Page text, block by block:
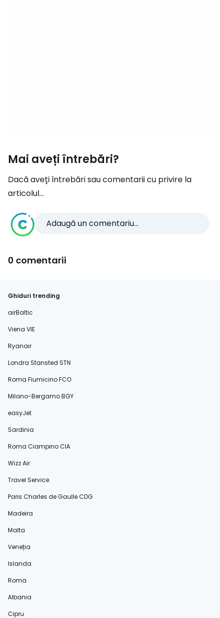
Mai aveți întrebări?
Dacă aveți întrebări sau comentarii cu privire la
articolul...
Adaugă un comentariu...
0 comentarii
Ghiduri trending
airBaltic
Viena VIE
Ryanair
Londra Stansted STN
Roma Fiumicino FCO
Milano-Bergamo BGY
easyJet
Sardinia
Roma Ciampino CIA
Wizz Air
Travel Service
Paris Charles de Gaulle CDG
Madeira
Malta
Veneția
Islanda
Roma
Albania
Cipru